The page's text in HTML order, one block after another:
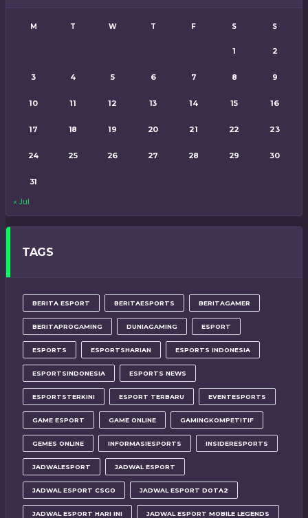
M T W T F S S
1 2
3 4 5 6 7 8 9
10 11 12 13 14 15 16
17 18 19 20 21 22 23
24 25 26 27 28 29 30
31
« Jul
TAGS
BERITA ESPORT BERITAESPORTS BERITAGAMER
BERITAPROGAMING DUNIAGAMING ESPORT
ESPORTS ESPORTSHARIAN ESPORTS INDONESIA
ESPORTSINDONESIA ESPORTS NEWS
ESPORTSTERKINI ESPORT TERBARU EVENTESPORTS
GAME ESPORT GAME ONLINE GAMINGKOMPETITIF
GEMES ONLINE INFORMASIESPORTS INSIDERESPORTS
JADWALESPORT JADWAL ESPORT
JADWAL ESPORT CSGO JADWAL ESPORT DOTA2
JADWAL ESPORT HARI INI JADWAL ESPORT MOBILE LEGENDS